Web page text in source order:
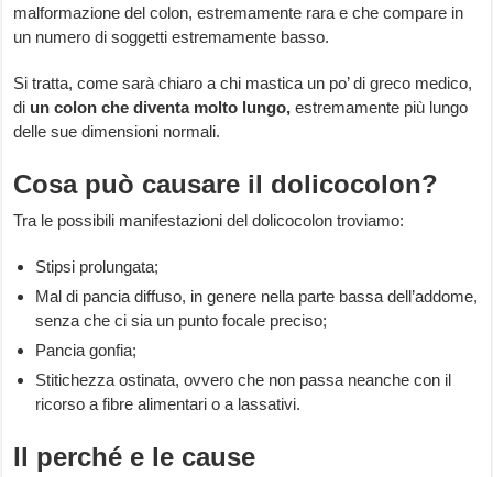
malformazione del colon, estremamente rara e che compare in
un numero di soggetti estremamente basso.
Si tratta, come sarà chiaro a chi mastica un po’ di greco medico,
di un colon che diventa molto lungo, estremamente più lungo
delle sue dimensioni normali.
Cosa può causare il dolicocolon?
Tra le possibili manifestazioni del dolicocolon troviamo:
Stipsi prolungata;
Mal di pancia diffuso, in genere nella parte bassa dell’addome,
senza che ci sia un punto focale preciso;
Pancia gonfia;
Stitichezza ostinata, ovvero che non passa neanche con il
ricorso a fibre alimentari o a lassativi.
Il perché e le cause